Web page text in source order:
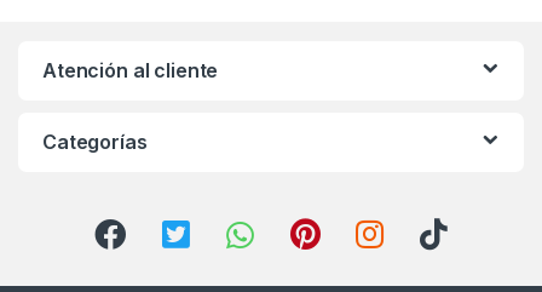
Atención al cliente
Categorías